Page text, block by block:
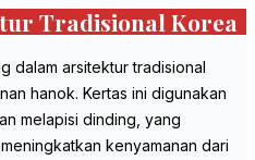
Tradisional Korea
dalam arsitektur tradisional
hanok. Kertas ini digunakan
melapisi dinding, yang
kenyamanan dari